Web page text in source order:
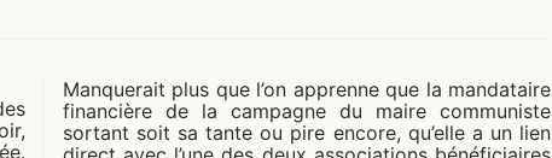
Manquerait plus que l’on apprenne que la mandataire
financière de la campagne du maire communiste
sortant soit sa tante ou pire encore, qu’elle a un lien